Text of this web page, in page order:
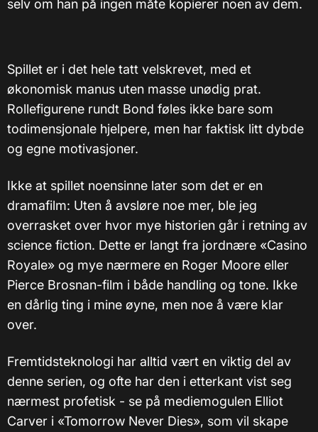
selv om han på ingen måte kopierer noen av dem.
Spillet er i det hele tatt velskrevet, med et
økonomisk manus uten masse unødig prat.
Rollefigurene rundt Bond føles ikke bare som
todimensjonale hjelpere, men har faktisk litt dybde
og egne motivasjoner.
Ikke at spillet noensinne later som det er en
dramafilm: Uten å avsløre noe mer, ble jeg
overrasket over hvor mye historien går i retning av
science fiction. Dette er langt fra jordnære «Casino
Royale» og mye nærmere en Roger Moore eller
Pierce Brosnan-film i både handling og tone. Ikke
en dårlig ting i mine øyne, men noe å være klar
over.
Fremtidsteknologi har alltid vært en viktig del av
denne serien, og ofte har den i etterkant vist seg
nærmest profetisk - se på mediemogulen Elliot
Carver i «Tomorrow Never Dies», som vil skape